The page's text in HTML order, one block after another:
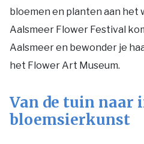
bloemen en planten aan
Aalsmeer Flower Festival
Aalsmeer en bewonder je
het Flower Art Museum.
Van de tuin naar
bloemsierkunst